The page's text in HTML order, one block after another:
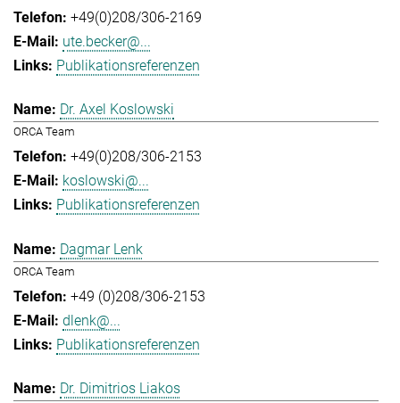
+49(0)208/306-2169
ute.becker@...
Publikationsreferenzen
Dr. Axel Koslowski
ORCA Team
+49(0)208/306-2153
koslowski@...
Publikationsreferenzen
Dagmar Lenk
ORCA Team
+49 (0)208/306-2153
dlenk@...
Publikationsreferenzen
Dr. Dimitrios Liakos